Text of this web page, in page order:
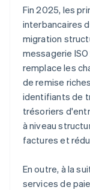
Fin 2025, les
interbancaires
migration
messagerie
remplace les
de remise
identifiants de
trésoriers
à niveau
factures et
En outre, à la
services de